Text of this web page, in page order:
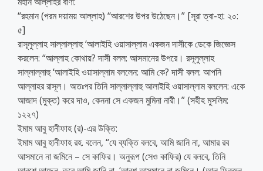
“রহমান (পরম দয়াময় আল্লাহ) ‘‘আরশের উপর উঠেছেন।” [সূরা ত্বা-হা: ২০:
৫]
রাসূলুল্লাহ সাল্লাল্লাহু ‘আলাইহি ওয়াসাল্লাম একজন দাসীকে ডেকে জিজ্ঞেস
করলেন: “আল্লাহ কোথায়? দাসী বলল: আসমানের উপরে। রসূলুল্লাহ
সাল্লাল্লাহু ‘আলাইহি ওয়াসাল্লাম বললেন: আমি কে? দাসী বলল: আপনি
আল্লাহর রাসূল। অতঃপর তিনি সাল্লাল্লাহু আলাইহি ওয়াসাল্লাম বললেন: একে
আজাদ (মুক্ত) করে দাও, কেননা সে একজন মুমিনা নারী।” (সহীহ মুসলিম:
১২২৭)
ইমাম আবু হানীফাহ (র)-এর উক্তি:
ইমাম আবু হানীফাহ রহ. বলেন, “যে ব্যক্তি বলবে, আমি জানি না, আমার রব
আসমানে না জমিনে – সে কাফির। অনুরূপ (সেও কাফির) যে বলবে, তিনি